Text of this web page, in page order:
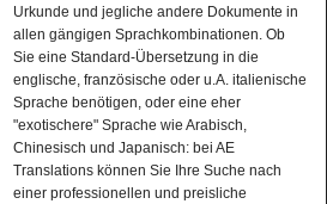
Urkunde und jegliche andere Dokumente in
allen gängigen Sprachkombinationen. Ob
Sie eine Standard-Übersetzung in die
englische, französische oder u.A. italienische
Sprache benötigen, oder eine eher
"exotischere" Sprache wie Arabisch,
Chinesisch und Japanisch: bei AE
Translations können Sie Ihre Suche nach
einer professionellen und preisliche